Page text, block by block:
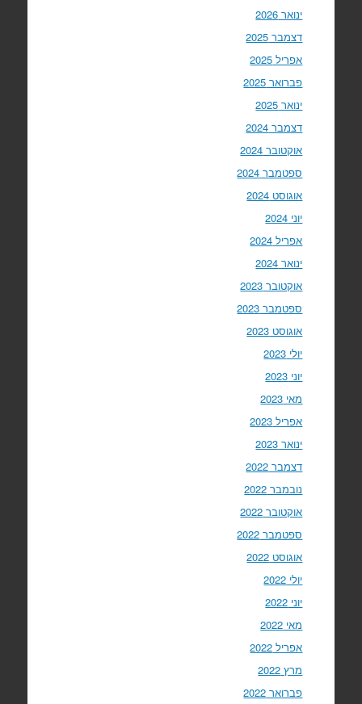
ינואר 2026
דצמבר 2025
אפריל 2025
פברואר 2025
ינואר 2025
דצמבר 2024
אוקטובר 2024
ספטמבר 2024
אוגוסט 2024
יוני 2024
אפריל 2024
ינואר 2024
אוקטובר 2023
ספטמבר 2023
אוגוסט 2023
יולי 2023
יוני 2023
מאי 2023
אפריל 2023
ינואר 2023
דצמבר 2022
נובמבר 2022
אוקטובר 2022
ספטמבר 2022
אוגוסט 2022
יולי 2022
יוני 2022
מאי 2022
אפריל 2022
מרץ 2022
פברואר 2022